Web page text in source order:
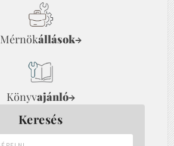
Mérnökállások→
Könyvajánló→
Keresés